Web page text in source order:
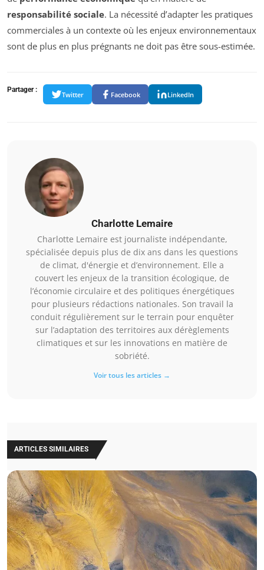
responsabilité sociale. La nécessité d’adapter les pratiques
commerciales à un contexte où les enjeux environnementaux
sont de plus en plus prégnants ne doit pas être sous-estimée.
Partager :
Twitter Facebook LinkedIn
Charlotte Lemaire
Charlotte Lemaire est journaliste indépendante,
spécialisée depuis plus de dix ans dans les questions
de climat, d'énergie et d’environnement. Elle a
couvert les enjeux de la transition écologique, de
l’économie circulaire et des politiques énergétiques
pour plusieurs rédactions nationales. Son travail la
conduit régulièrement sur le terrain pour enquêter
sur l’adaptation des territoires aux dérèglements
climatiques et sur les innovations en matière de
sobriété.
Voir tous les articles →
ARTICLES SIMILAIRES